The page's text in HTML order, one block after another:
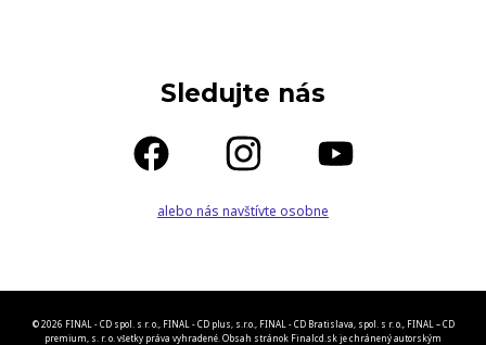
Sledujte nás
alebo nás navštívte osobne
© 2026 FINAL - CD spol. s r. o., FINAL - CD plus, s.r.o., FINAL - CD Bratislava, spol. s r. o., FINAL – CD
premium, s. r. o. všetky práva vyhradené. Obsah stránok Finalcd.sk je chránený autorským